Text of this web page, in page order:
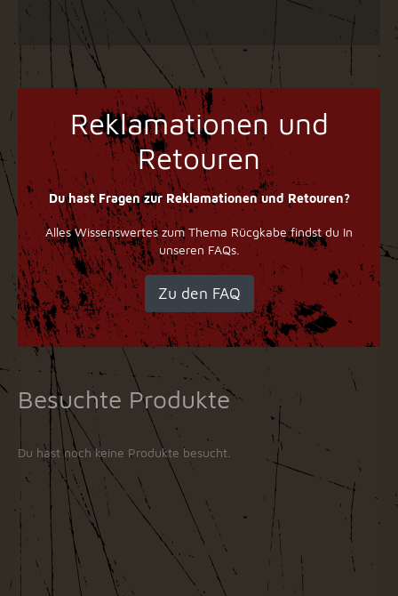
Reklamationen und
Retouren
Du hast Fragen zur Reklamationen und Retouren?
Alles Wissenswertes zum Thema Rücgkabe findst du In
unseren FAQs.
Zu den FAQ
Besuchte Produkte
Du hast noch keine Produkte besucht.